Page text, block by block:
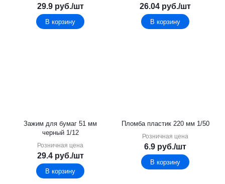
29.9руб./шт
В корзину
26.04 руб./шт
В корзину
Зажим для бумаг 51 мм
черный 1/12
Розничная цена
29.4руб./шт
В корзину
Пломба пластик 220 мм 1/50
Розничная цена
6.9 руб./шт
В корзину